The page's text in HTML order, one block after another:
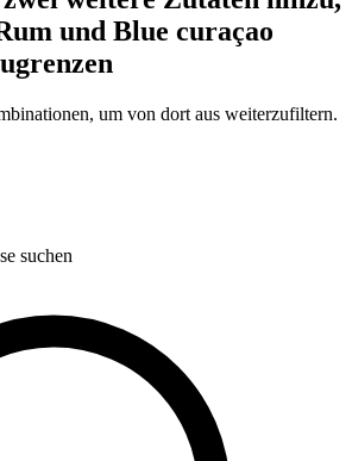
und Blue curaçao
um von dort aus weiterzufiltern.
suchen